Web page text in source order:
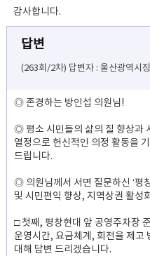
감사합니다.
답변
(263회/2차) 답변자 : 울산광역시장
◎ 존경하는 방인섭 의원님!
◎ 평소 시민들의 삶의 질 향상과
열정으로 헌신적인 의정 활동을
드립니다.
◎ 의원님께서 서면 질문하신 ‘평
및 시민편익 향상, 지역상권 활성
□ 첫째, 평창현대 앞 공영주차장
운영시간, 요금체계, 회전율 제고
대해 답변 드리겠습니다.